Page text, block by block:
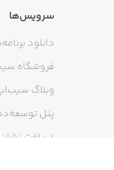
سرویس‌ها
دانلود
فروشگاه
وبلاگ
پنل
دریافت